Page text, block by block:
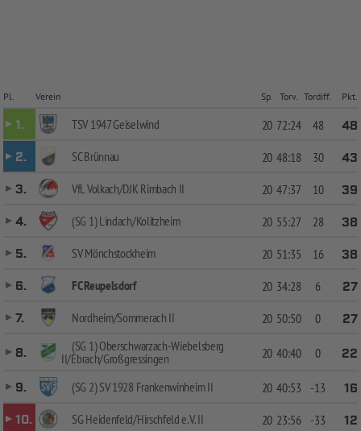
Pl. Verein Sp. Torv. Tordiff. Pkt.
1. TSV 1947 Geiselwind 20 72:24 48
48
2.
SC Brünnau 20 48:18 30
43
3.
VfL Volkach/DJK Rimbach II 20 47:37 10
39
4.
(SG 1) Lindach/Kolitzheim 20 55:27 28
38
5.
SV Mönchstockheim 20 51:35 16
38
6.
FC Reupelsdorf 20 34:28 6
27
7.
Nordheim/Sommerach II 20 50:50 0
27
8.
(SG 1) Oberschwarzach-Wiebelsberg
II/Ebrach/Großgressingen
20 40:40 0
22
9.
(SG 2) SV 1928 Frankenwinheim II 20 40:53 -13
16
10.
SG Heidenfeld/Hirschfeld e.V. II 20 23:56 -33
12